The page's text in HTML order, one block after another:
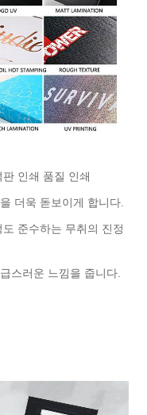
인쇄 품질 인쇄
더욱 돋보이게 합니다.
준수하는 무취의 진정
스러운 느낌을 줍니다.